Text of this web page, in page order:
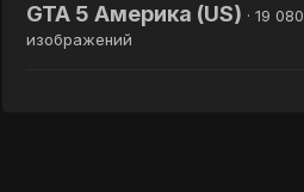
GTA 5 Америка (US) · 19 080
изображений